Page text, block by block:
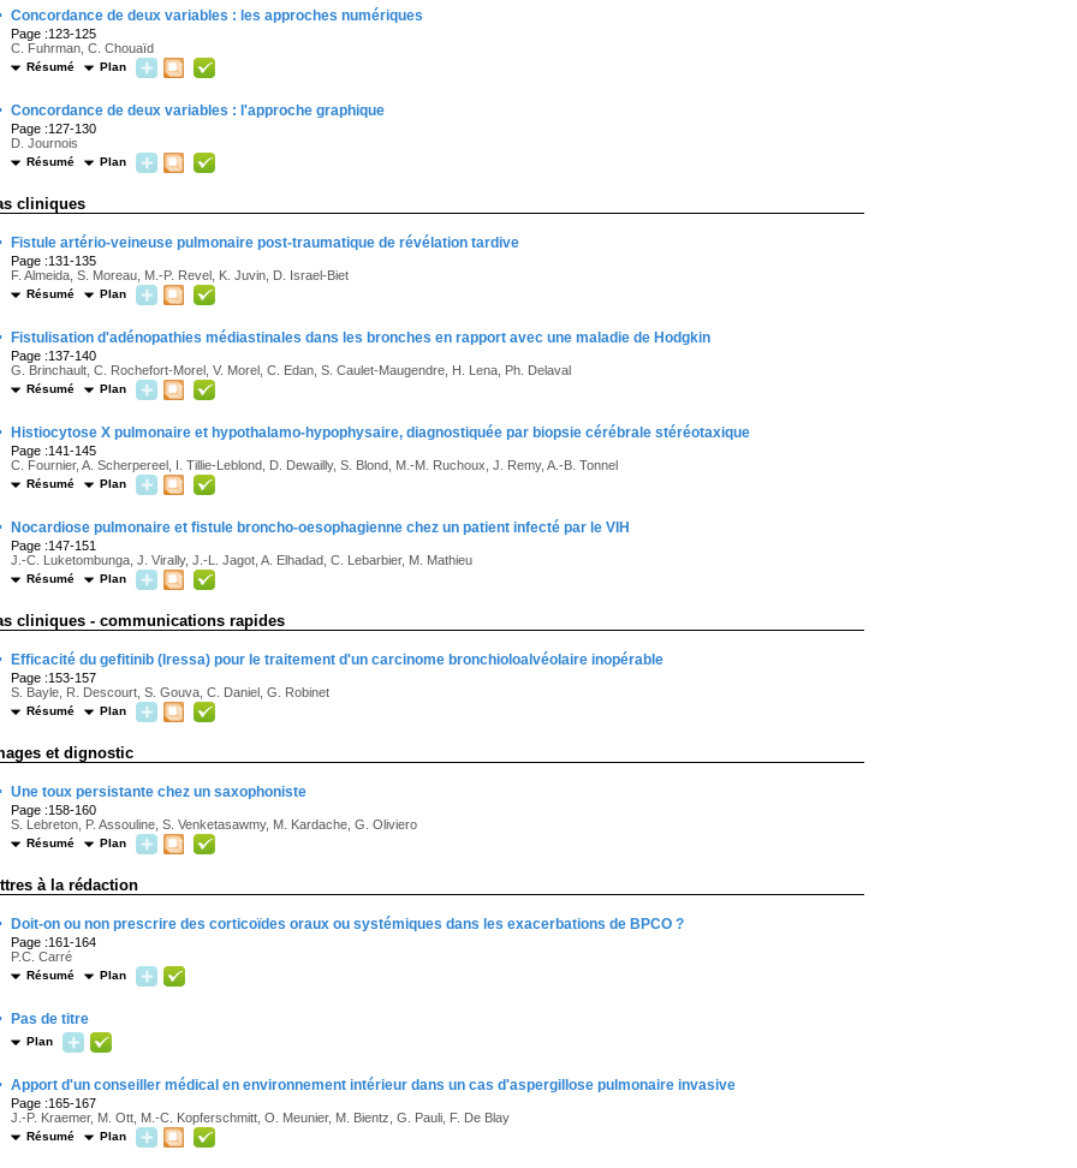
Concordance de deux variables : les approches numériques
Page :123-125
C. Fuhrman, C. Chouaïd
Résumé Plan
Concordance de deux variables : l'approche graphique
Page :127-130
D. Journois
Résumé Plan
cliniques
Fistule artério-veineuse pulmonaire post-traumatique de révélation tardive
Page :131-135
F. Almeida, S. Moreau, M.-P. Revel, K. Juvin, D. Israel-Biet
Résumé Plan
Fistulisation d'adénopathies médiastinales dans les bronches en rapport avec une maladie de Hodgkin
Page :137-140
G. Brinchault, C. Rochefort-Morel, V. Morel, C. Edan, S. Caulet-Maugendre, H. Lena, Ph. Delaval
Résumé Plan
Histiocytose X pulmonaire et hypothalamo-hypophysaire, diagnostiquée par biopsie cérébrale stéréotaxique
Page :141-145
C. Fournier, A. Scherpereel, I. Tillie-Leblond, D. Dewailly, S. Blond, M.-M. Ruchoux, J. Remy, A.-B. Tonnel
Résumé Plan
Nocardiose pulmonaire et fistule broncho-oesophagienne chez un patient infecté par le VIH
Page :147-151
J.-C. Luketombunga, J. Virally, J.-L. Jagot, A. Elhadad, C. Lebarbier, M. Mathieu
Résumé Plan
cliniques - communications rapides
Efficacité du gefitinib (Iressa) pour le traitement d'un carcinome bronchioloalvéolaire inopérable
Page :153-157
S. Bayle, R. Descourt, S. Gouva, C. Daniel, G. Robinet
Résumé Plan
et dignostic
Une toux persistante chez un saxophoniste
Page :158-160
S. Lebreton, P. Assouline, S. Venketasawmy, M. Kardache, G. Oliviero
Résumé Plan
à la rédaction
Doit-on ou non prescrire des corticoïdes oraux ou systémiques dans les exacerbations de BPCO ?
Page :161-164
P.C. Carré
Résumé Plan
Pas de titre
Plan
Apport d'un conseiller médical en environnement intérieur dans un cas d'aspergillose pulmonaire invasive
Page :165-167
J.-P. Kraemer, M. Ott, M.-C. Kopferschmitt, O. Meunier, M. Bientz, G. Pauli, F. De Blay
Résumé Plan